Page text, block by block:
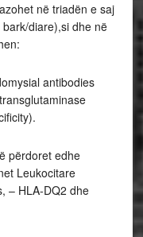
në triadën e saj
diare),si dhe në
antibodies
përdoret edhe
Leukocitare
– HLA-DQ2 dhe